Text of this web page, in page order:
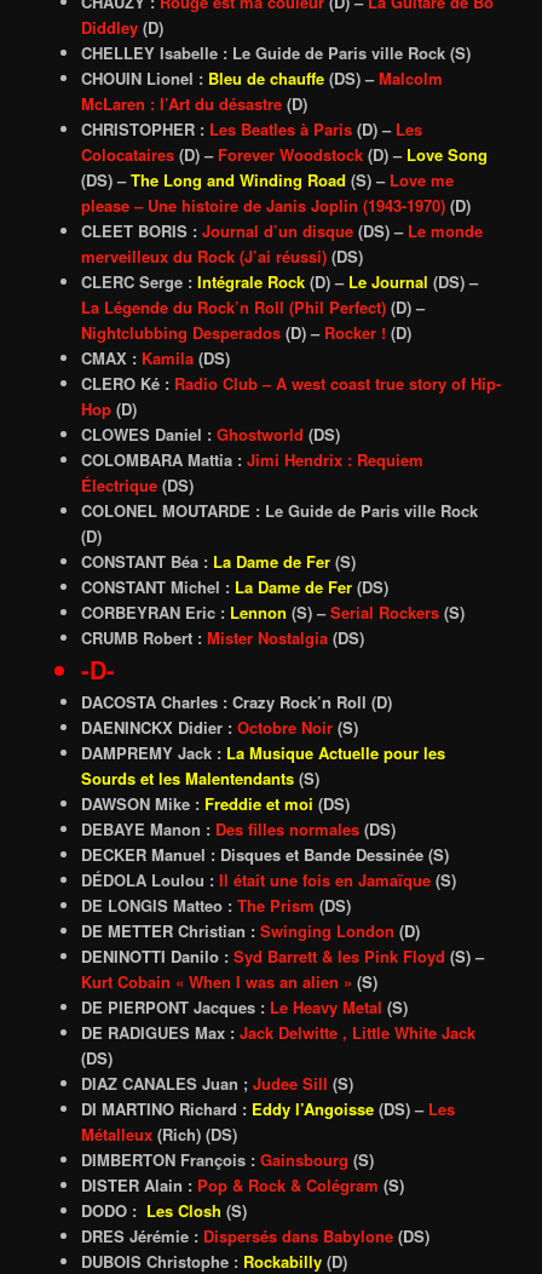
Diddley(D)
CHELLEY Isabelle : Le Guide de Paris ville Rock (S)
CHOUIN Lionel : Bleu de chauffe(DS) –Malcolm
McLaren : l’Art du désastre(D)
CHRISTOPHER : Les Beatles à Paris(D) – Les
Colocataires(D) – Forever Woodstock(D) – Love Song
(DS) –The Long and Winding Road (S) – Love me
please – Une histoire de Janis Joplin (1943-1970)(D)
CLEET BORIS : Journal d’un disque(DS) – Le monde
merveilleux du Rock (J’ai réussi)(DS)
CLERC Serge : Intégrale Rock(D) – Le Journal (DS) –
La Légende du Rock’n Roll (Phil Perfect)(D) –
Nightclubbing Desperados(D) – Rocker !(D)
CMAX : Kamila (DS)
CLERO Ké : Radio Club – A west coast true story of Hip-
Hop(D)
CLOWES Daniel : Ghostworld (DS)
COLOMBARA Mattia : Jimi Hendrix : Requiem
Électrique(DS)
COLONEL MOUTARDE : Le Guide de Paris ville Rock
(D)
CONSTANT Béa : La Dame de Fer(S)
CONSTANT Michel : La Dame de Fer(DS)
CORBEYRAN Eric : Lennon (S) –Serial Rockers(S)
CRUMB Robert : Mister Nostalgia(DS)
-D-
DACOSTA Charles : Crazy Rock’n Roll (D)
DAENINCKX Didier : Octobre Noir(S)
DAMPREMY Jack : La Musique Actuelle pour les
Sourds et les Malentendants(S)
DAWSON Mike : Freddie et moi (DS)
DEBAYE Manon : Des filles normales(DS)
DECKER Manuel : Disques et Bande Dessinée (S)
DÉDOLA Loulou : Il était une fois en Jamaïque(S)
DE LONGIS Matteo : The Prism (DS)
DE METTER Christian : Swinging London (D)
DENINOTTI Danilo : Syd Barrett & les Pink Floyd (S) –
Kurt Cobain « When I was an alien » (S)
DE PIERPONT Jacques : Le Heavy Metal (S)
DE RADIGUES Max: Jack Delwitte , Little White Jack
(DS)
DIAZ CANALES Juan ; Judee Sill (S)
DI MARTINO Richard : Eddy l’Angoisse(DS)– Les
Métalleux(Rich) (DS)
DIMBERTON François : Gainsbourg (S)
DISTER Alain : Pop & Rock & Colégram (S)
DODO : Les Closh (S)
DRES Jérémie : Dispersés dans Babylone(DS)
DUBOIS Christophe : Rockabilly(D)